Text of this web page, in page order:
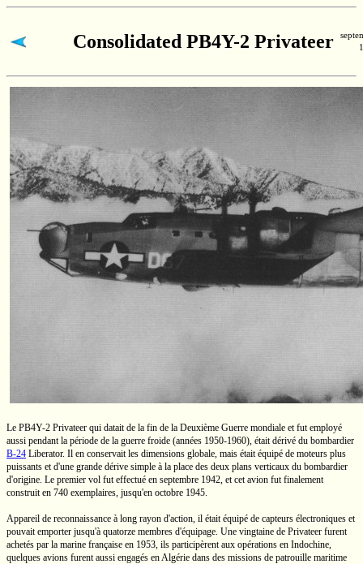
Consolidated PB4Y-2 Privateer
Le PB4Y-2 Privateer qui datait de la fin de la Deuxième Guerre mondiale et fut employé
aussi pendant la période de la guerre froide (années 1950-1960), était dérivé du bombardier
B-24 Liberator. Il en conservait les dimensions globale, mais était équipé de moteurs plus
puissants et d'une grande dérive simple à la place des deux plans verticaux du bombardier
d'origine. Le premier vol fut effectué en septembre 1942, et cet avion fut finalement
construit en 740 exemplaires, jusqu'en octobre 1945.
Appareil de reconnaissance à long rayon d'action, il était équipé de capteurs électroniques et
pouvait emporter jusqu'à quatorze membres d'équipage. Une vingtaine de Privateer furent
achetés par la marine française en 1953, ils participèrent aux opérations en Indochine,
quelques avions furent aussi engagés en Algérie dans des missions de patrouille maritime